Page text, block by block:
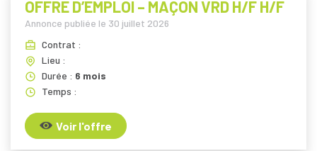
OFFRE D’EMPLOI – MAÇON VRD H/F H/F
Annonce publiée le 30 juillet 2026
Contrat :
Lieu :
Durée : 6 mois
Temps :
Voir l'offre